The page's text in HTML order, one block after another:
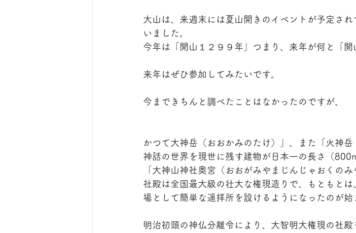
大山は、来週末には夏山開きのイベントが予定され
いました。
今年は「開山１２９９年」つまり、来年が何と「開
来年はぜひ参加してみたいです。
今まできちんと調べたことはなかったのですが、
かつて大神岳（おおかみのたけ）」、また「火神岳
神話の世界を現世に残す建物が日本一の長さ（
「大神山神社奥宮（おおがみやまじんじゃおくのみ
社殿は全国最大級の壮大な権現造りで、もともと
場として簡単な遥拝所を設けるようになったのが始
明治初頭の神仏分離令により、大智明大権現の社